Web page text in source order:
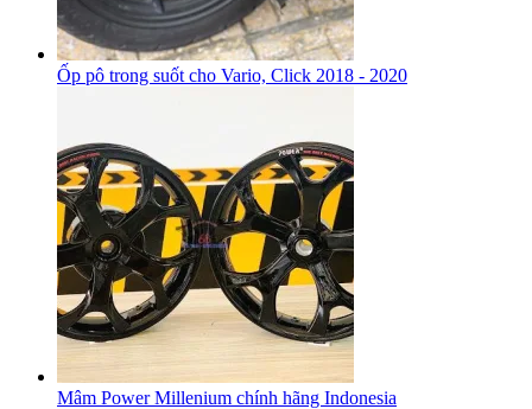
Ốp pô trong suốt cho Vario, Click 2018 - 2020
Mâm Power Millenium chính hãng Indonesia